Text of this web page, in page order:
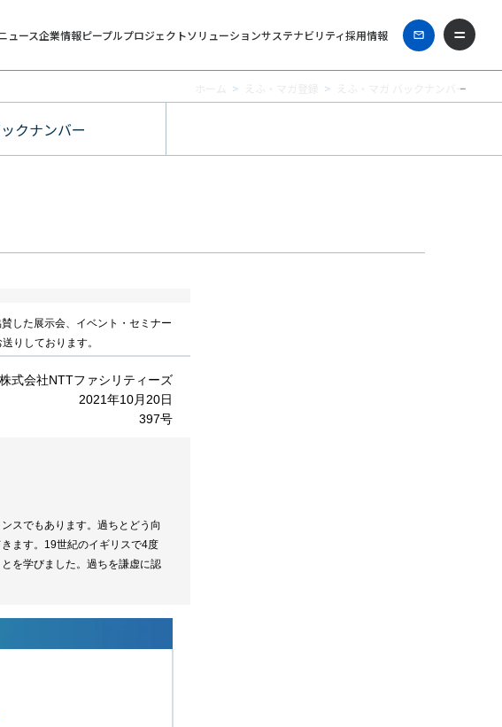
ュース企業情報ピープルプロジェクトソリューションサステナビリティ採用情報
えふ・マガ バックナンバー
クナンバー
した展示会、イベント・セミナー
りしております。
株式会社NTTファシリティーズ
2021年10月20日
397号
スでもあります。過ちとどう向
ます。19世紀のイギリスで4度
を学びました。過ちを謙虚に認